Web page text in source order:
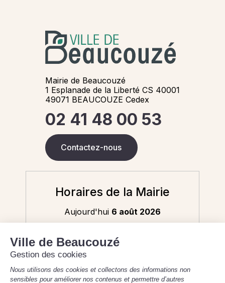
Mairie de Beaucouzé
1 Esplanade de la Liberté CS 40001
49071 BEAUCOUZE Cedex
02 41 48 00 53
Contactez-nous
Horaires de la Mairie
Aujourd'hui 6 août 2026